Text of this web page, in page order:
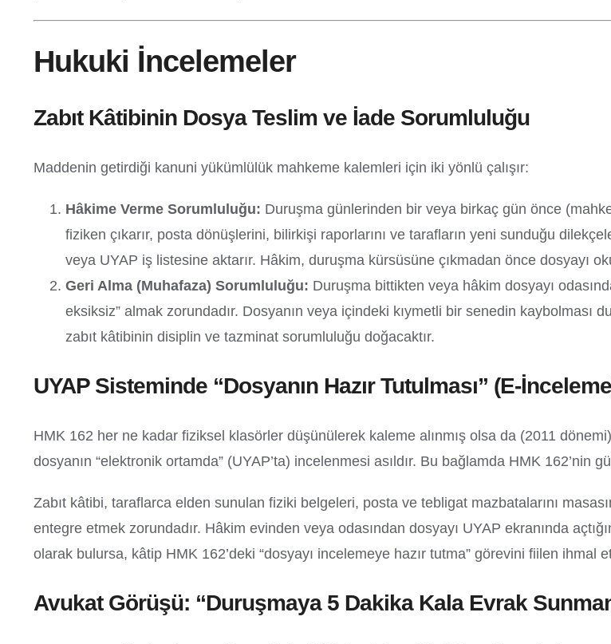
Hukuki İncelemeler
Zabıt Kâtibinin Dosya Teslim ve İade Sorumluluğu
Maddenin getirdiği kanuni yükümlülük mahkeme kalemleri için iki yönlü çalışır:
Hâkime Verme Sorumluluğu: Duruşma günlerinden bir veya birkaç gün önce
fiziken çıkarır, posta dönüşlerini, bilirkişi raporlarını ve tarafların yeni sunduğu
veya UYAP iş listesine aktarır. Hâkim, duruşma kürsüsüne çıkmadan önce dosyayı
Geri Alma (Muhafaza) Sorumluluğu: Duruşma bittikten veya hâkim dosyayı
eksiksiz” almak zorundadır. Dosyanın veya içindeki kıymetli bir senedin kaybolması
zabıt kâtibinin disiplin ve tazminat sorumluluğu doğacaktır.
UYAP Sisteminde “Dosyanın Hazır Tutulması” (E-
HMK 162 her ne kadar fiziksel klasörler düşünülerek kaleme alınmış olsa da (2011
dosyanın “elektronik ortamda” (UYAP’ta) incelenmesi asıldır. Bu bağlamda HMK 162’nin
Zabıt kâtibi, taraflarca elden sunulan fiziki belgeleri, posta ve tebligat mazbatalarını
entegre etmek zorundadır. Hâkim evinden veya odasından dosyayı UYAP ekranında
olarak bulursa, kâtip HMK 162’deki “dosyayı incelemeye hazır tutma” görevini fiilen ihmal
Avukat Görüşü: “Duruşmaya 5 Dakika Kala Evrak